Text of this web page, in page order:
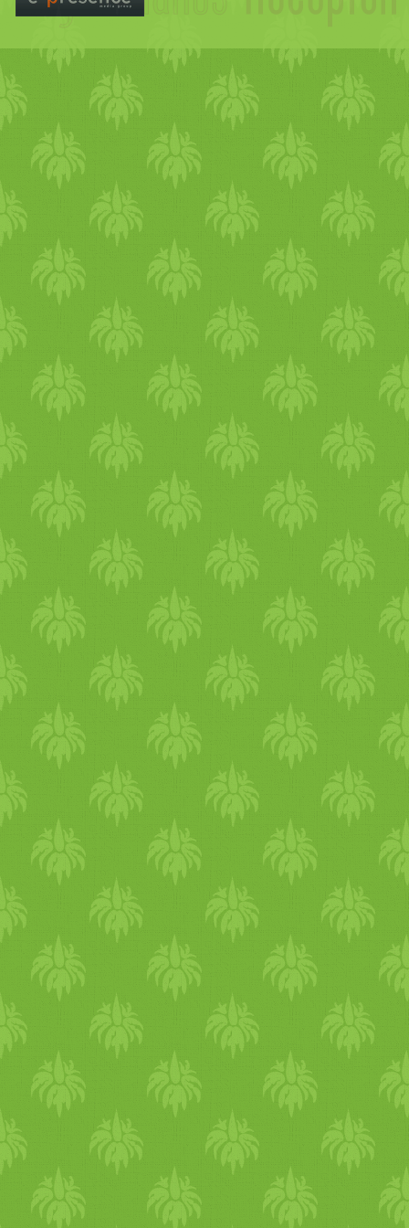
adnak hozzá. Kapható
berkenyéttermészetes
gyümölcs
ökkel együtt tart
között aVega
nz német
itthon a Spar üzleteiben
bogyókat egyébként
kb. 80%-os létartalmát,
növényi színezőanyagot is
mag as a C-vitamintartalma
gyulladáscsökkentő,
mag
as P-vitamin
-
B9-, B12-, C- és H-
vitamin
és K-
vitamin tartalmának
mag as, a sejteket a
kapacitásának köszönheti.
szerint összességében
gyógyító
erővel
gyümölcse.” (Forrás:
berkenyét egy másik
bogyós
párosítottam. Csodálatos
berkenye
por ugyanolyan
mostanában nagyon
nyerssüteményekbe,turmix
smoothie (laktózmentes,
Nyomtatás Előkészítési idő